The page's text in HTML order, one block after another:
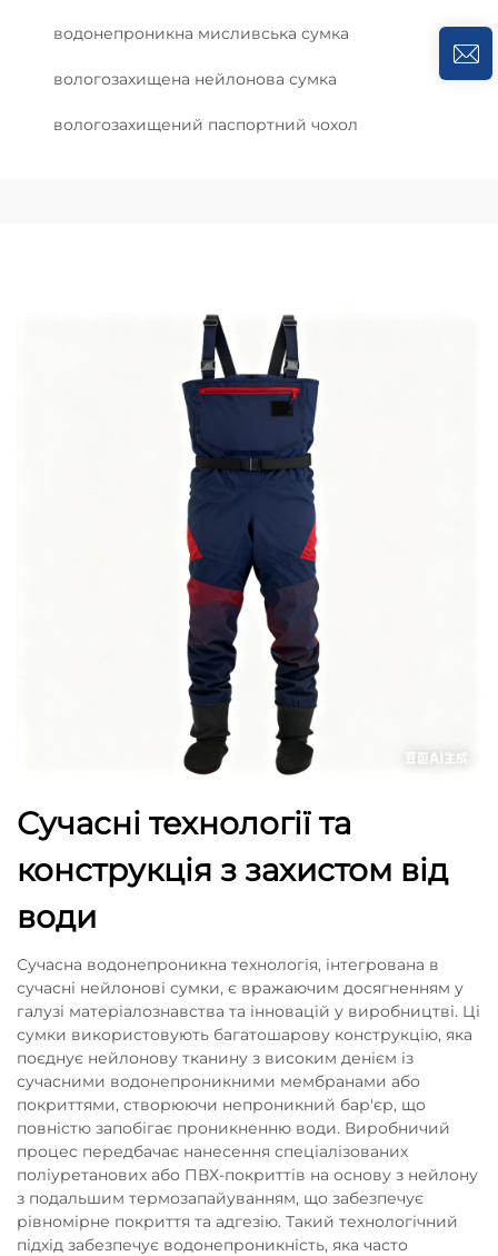
водонепроникна мисливська сумка
вологозахищена нейлонова сумка
вологозахищений паспортний чохол
Сучасні технології та
конструкція з захистом від
води
Сучасна водонепроникна технологія, інтегрована в
сучасні нейлонові сумки, є вражаючим досягненням у
галузі матеріалознавства та інновацій у виробництві. Ці
сумки використовують багатошарову конструкцію, яка
поєднує нейлонову тканину з високим денієм із
сучасними водонепроникними мембранами або
покриттями, створюючи непроникний бар'єр, що
повністю запобігає проникненню води. Виробничий
процес передбачає нанесення спеціалізованих
поліуретанових або ПВХ-покриттів на основу з нейлону
з подальшим термозапайуванням, що забезпечує
рівномірне покриття та адгезію. Такий технологічний
підхід забезпечує водонепроникність, яка часто